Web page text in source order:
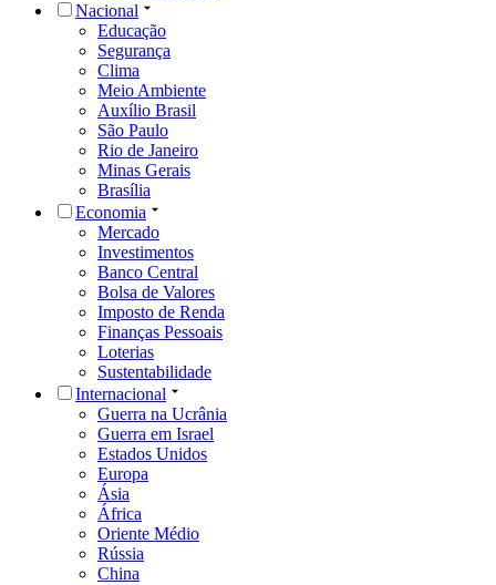
Nacional
Educação
Segurança
Clima
Meio Ambiente
Auxílio Brasil
São Paulo
Rio de Janeiro
Minas Gerais
Brasília
Economia
Mercado
Investimentos
Banco Central
Bolsa de Valores
Imposto de Renda
Finanças Pessoais
Loterias
Sustentabilidade
Internacional
Guerra na Ucrânia
Guerra em Israel
Estados Unidos
Europa
Ásia
África
Oriente Médio
Rússia
China